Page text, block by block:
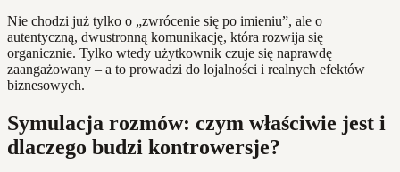
Nie chodzi już tylko o „zwrócenie się po imieniu”, ale o
autentyczną, dwustronną komunikację, która rozwija się
organicznie. Tylko wtedy użytkownik czuje się naprawdę
zaangażowany – a to prowadzi do lojalności i realnych efektów
biznesowych.
Symulacja rozmów: czym właściwie jest i
dlaczego budzi kontrowersje?